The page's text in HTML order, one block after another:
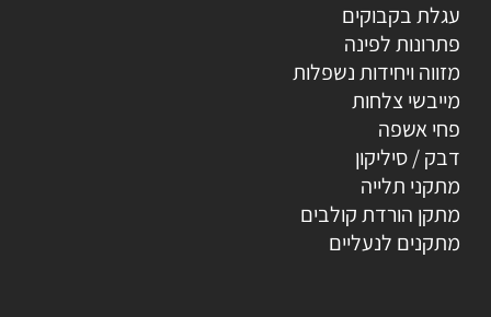
עגלת בקבוקים
פתרונות לפינה
מזווה ויחידות נשפלות
מייבשי צלחות
פחי אשפה
דבק / סיליקון
מתקני תלייה
מתקן הורדת קולבים
מתקנים לנעליים